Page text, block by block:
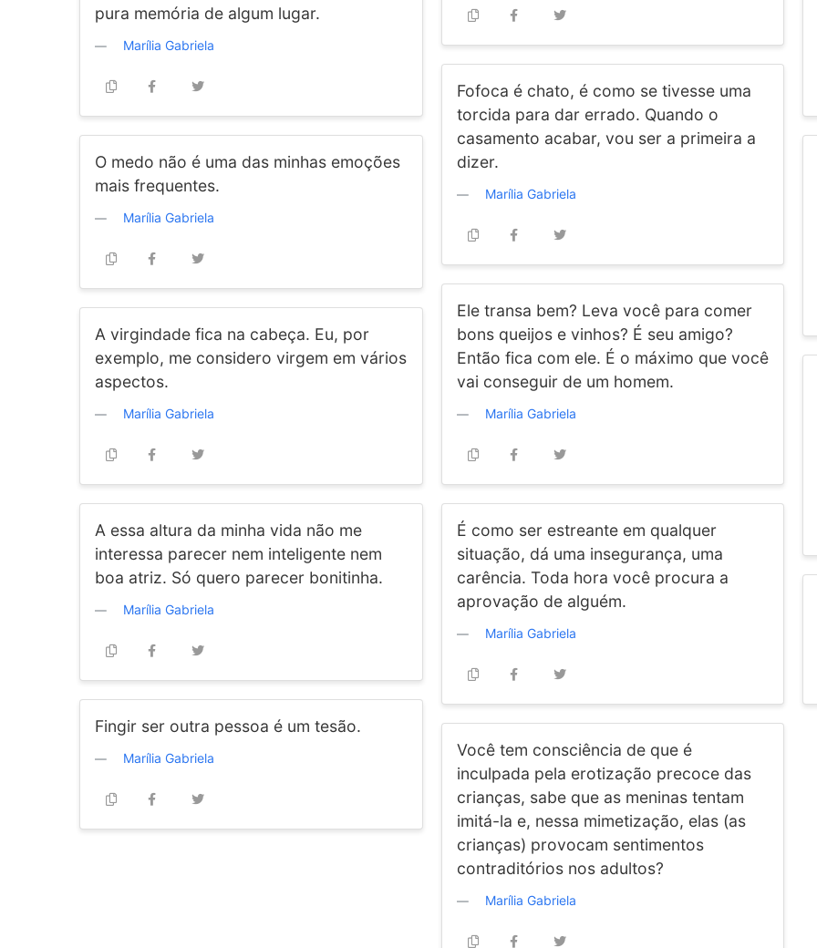
pura memória de algum lugar.
Marília Gabriela
O medo não é uma das minhas emoções
mais frequentes.
Marília Gabriela
A virgindade fica na cabeça. Eu, por
exemplo, me considero virgem em vários
aspectos.
Marília Gabriela
A essa altura da minha vida não me
interessa parecer nem inteligente nem
boa atriz. Só quero parecer bonitinha.
Marília Gabriela
Fingir ser outra pessoa é um tesão.
Marília Gabriela
Fofoca é chato, é como se tivesse uma
torcida para dar errado. Quando o
casamento acabar, vou ser a primeira a
dizer.
Marília Gabriela
Ele transa bem? Leva você para comer
bons queijos e vinhos? É seu amigo?
Então fica com ele. É o máximo que você
vai conseguir de um homem.
Marília Gabriela
É como ser estreante em qualquer
situação, dá uma insegurança, uma
carência. Toda hora você procura a
aprovação de alguém.
Marília Gabriela
Você tem consciência de que é
inculpada pela erotização precoce das
crianças, sabe que as meninas tentam
imitá-la e, nessa mimetização, elas (as
crianças) provocam sentimentos
contraditórios nos adultos?
Marília Gabriela